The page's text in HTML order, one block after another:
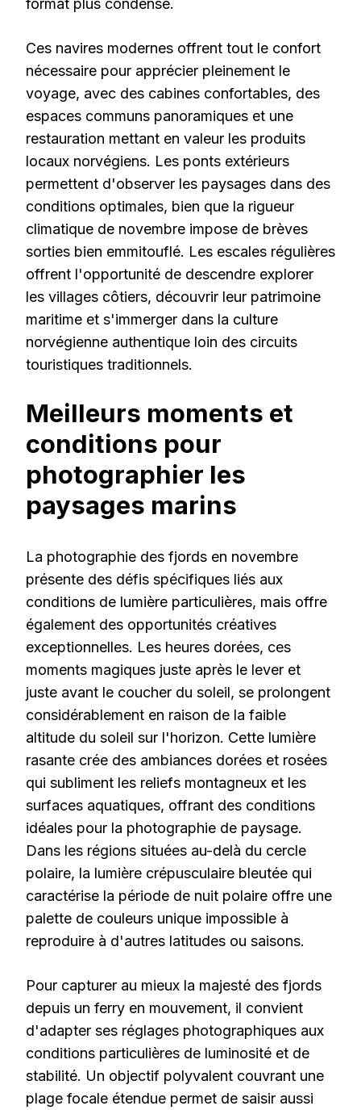
format plus condensé.
Ces navires modernes offrent tout le confort
nécessaire pour apprécier pleinement le
voyage, avec des cabines confortables, des
espaces communs panoramiques et une
restauration mettant en valeur les produits
locaux norvégiens. Les ponts extérieurs
permettent d'observer les paysages dans des
conditions optimales, bien que la rigueur
climatique de novembre impose de brèves
sorties bien emmitouflé. Les escales régulières
offrent l'opportunité de descendre explorer
les villages côtiers, découvrir leur patrimoine
maritime et s'immerger dans la culture
norvégienne authentique loin des circuits
touristiques traditionnels.
Meilleurs moments et
conditions pour
photographier les
paysages marins
La photographie des fjords en novembre
présente des défis spécifiques liés aux
conditions de lumière particulières, mais offre
également des opportunités créatives
exceptionnelles. Les heures dorées, ces
moments magiques juste après le lever et
juste avant le coucher du soleil, se prolongent
considérablement en raison de la faible
altitude du soleil sur l'horizon. Cette lumière
rasante crée des ambiances dorées et rosées
qui subliment les reliefs montagneux et les
surfaces aquatiques, offrant des conditions
idéales pour la photographie de paysage.
Dans les régions situées au-delà du cercle
polaire, la lumière crépusculaire bleutée qui
caractérise la période de nuit polaire offre une
palette de couleurs unique impossible à
reproduire à d'autres latitudes ou saisons.
Pour capturer au mieux la majesté des fjords
depuis un ferry en mouvement, il convient
d'adapter ses réglages photographiques aux
conditions particulières de luminosité et de
stabilité. Un objectif polyvalent couvrant une
plage focale étendue permet de saisir aussi